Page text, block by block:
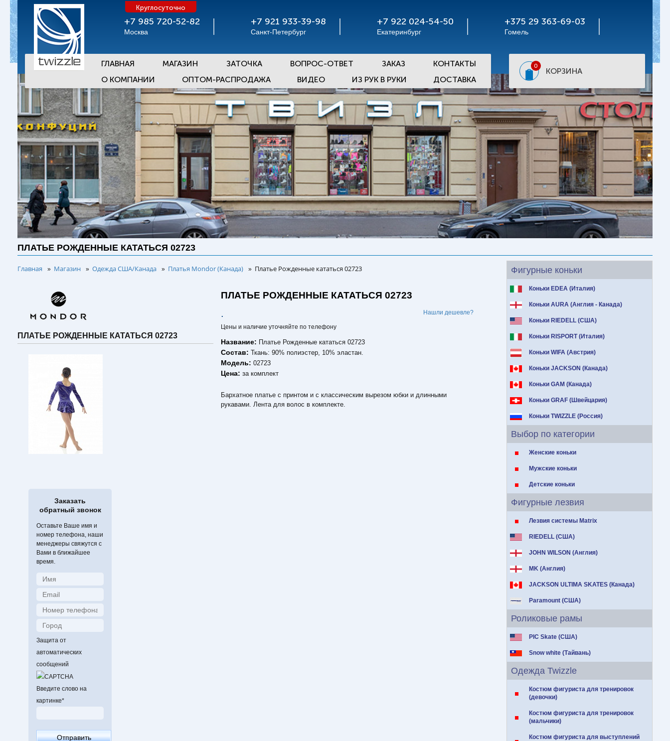
+7 985 720-52-82
Москва
Круглосуточно
+7 921 933-39-98
Санкт-Петербург
+7 922 024-54-50
Екатеринбург
+375 29 363-69-03
Гомель
ГЛАВНАЯ МАГАЗИН ЗАТОЧКА ВОПРОС-ОТВЕТ ЗАКАЗ
КОНТАКТЫ
О КОМПАНИИ
ОПТОМ-РАСПРОДАЖА ВИДЕО ИЗ РУК В РУКИ ДОСТАВКА
0
КОРЗИНА
ПЛАТЬЕ РОЖДЕННЫЕ КАТАТЬСЯ 02723
Фигурные коньки
Коньки EDEA (Италия)
Коньки AURA (Англия - Канада)
Коньки RIEDELL (США)
Коньки RISPORT (Италия)
Коньки WIFA (Австрия)
Коньки JACKSON (Канада)
Коньки GAM (Канада)
Коньки GRAF (Швейцария)
Коньки TWIZZLE (Россия)
Выбор по категории
Женские коньки
Мужские коньки
Детские коньки
Фигурные лезвия
Лезвия системы Matrix
RIEDELL (США)
JOHN WILSON (Англия)
MK (Англия)
JACKSON ULTIMA SKATES (Канада)
Paramount (США)
Роликовые рамы
PIC Skate (США)
Snow white (Тайвань)
Одежда Twizzle
Костюм фигуриста для тренировок
(девочки)
Костюм фигуриста для тренировок
(мальчики)
Костюм фигуриста для выступлений
Главная » Магазин » Одежда США/Канада » Платья Mondor (Канада) » Платье Рожденные кататься 02723
ПЛАТЬЕ РОЖДЕННЫЕ КАТАТЬСЯ 02723
Заказать
обратный звонок
Оставьте Ваше имя и
номер телефона, наши
менеджеры свяжутся с
Вами в ближайшее
время.
Защита от
автоматических
сообщений
Введите слово на
картинке*
ПЛАТЬЕ РОЖДЕННЫЕ КАТАТЬСЯ 02723
. Нашли дешевле?
Цены и наличие уточняйте по телефону
Название: Платье Рожденные кататься 02723
Состав:Ткань: 90% полиэстер, 10% эластан.
Модель:02723
Цена:за комплект
Бархатное платье с принтом и с классическим вырезом юбки и длинными
рукавами. Лента для волос в комплекте.